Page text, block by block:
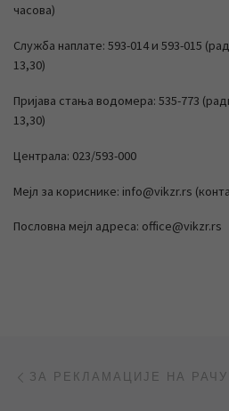
часова)
Служба наплате: 593-014 и 593-015
13,30)
Пријава стања водомера: 535-773
13,30)
Централа: 023/593-000
Мејл за кориснике: info@vikzr.rs
Пословна мејл адреса: office@vikzr.rs
Post navigation
ЗА РЕКЛАМАЦИЈЕ НА